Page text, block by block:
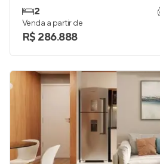
2
Venda a partir de
R$ 286.888